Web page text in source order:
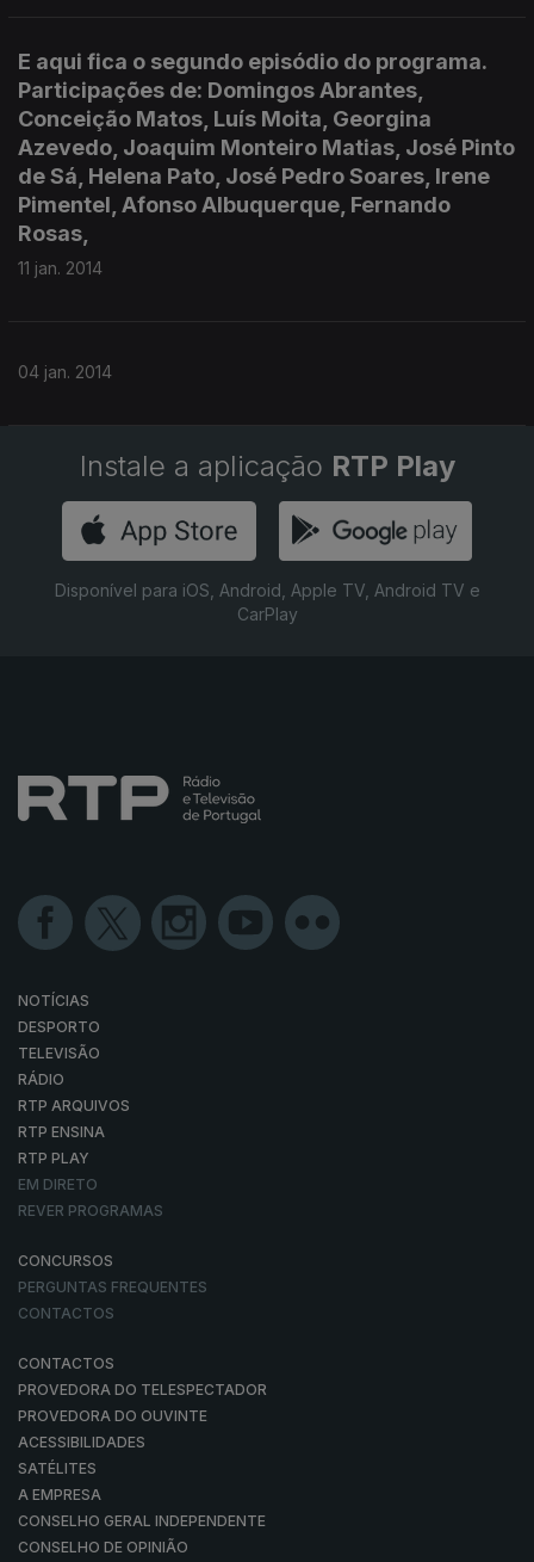
E aqui fica o segundo episódio do programa.
Participações de: Domingos Abrantes,
Conceição Matos, Luís Moita, Georgina
Azevedo, Joaquim Monteiro Matias, José Pinto
de Sá, Helena Pato, José Pedro Soares, Irene
Pimentel, Afonso Albuquerque, Fernando
Rosas,
11 jan. 2014
04 jan. 2014
Instale a aplicação RTP Play
Disponível para iOS, Android, Apple TV, Android TV e
CarPlay
NOTÍCIAS
DESPORTO
TELEVISÃO
RÁDIO
RTP ARQUIVOS
RTP ENSINA
RTP PLAY
EM DIRETO
REVER PROGRAMAS
CONCURSOS
PERGUNTAS FREQUENTES
CONTACTOS
CONTACTOS
PROVEDORA DO TELESPECTADOR
PROVEDORA DO OUVINTE
ACESSIBILIDADES
SATÉLITES
A EMPRESA
CONSELHO GERAL INDEPENDENTE
CONSELHO DE OPINIÃO